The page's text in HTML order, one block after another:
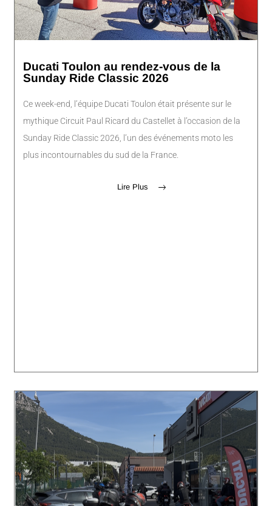
Ducati Toulon au rendez-vous de la
Sunday Ride Classic 2026
Ce week-end, l’équipe Ducati Toulon était présente sur le
mythique Circuit Paul Ricard du Castellet à l’occasion de la
Sunday Ride Classic 2026, l’un des événements moto les
plus incontournables du sud de la France.
Lire Plus